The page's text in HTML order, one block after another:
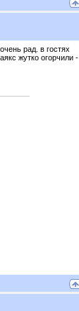
рад. в гостях
жутко огорчили -